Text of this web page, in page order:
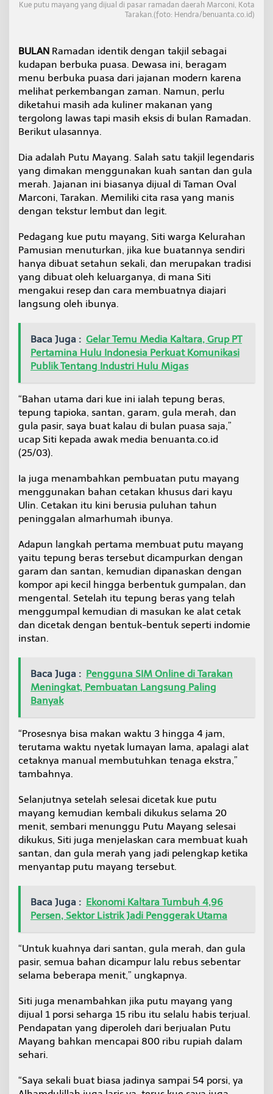
R
p
T
u
r
u
n
T
r
u
n
,
e
a
k
n
y
a
r
u
s
i
u
l
u
a
h
u
Kue putu mayang yang dijual di pasar ramadan daerah Marconi, Kota
Tarakan.(foto: Hendra/benuanta.co.id)
BULAN Ramadan identik dengan takjil sebagai
kudapan berbuka puasa. Dewasa ini, beragam
menu berbuka puasa dari jajanan modern karena
melihat perkembangan zaman. Namun, perlu
diketahui masih ada kuliner makanan yang
tergolong lawas tapi masih eksis di bulan Ramadan.
Berikut ulasannya.
Dia adalah Putu Mayang. Salah satu takjil legendaris
yang dimakan menggunakan kuah santan dan gula
merah. Jajanan ini biasanya dijual di Taman Oval
Marconi, Tarakan. Memiliki cita rasa yang manis
dengan tekstur lembut dan legit.
Pedagang kue putu mayang, Siti warga Kelurahan
Pamusian menuturkan, jika kue buatannya sendiri
hanya dibuat setahun sekali, dan merupakan tradisi
yang dibuat oleh keluarganya, di mana Siti
mengakui resep dan cara membuatnya diajari
langsung oleh ibunya.
Baca Juga : Gelar Temu Media Kaltara, Grup PT
Pertamina Hulu Indonesia Perkuat Komunikasi
Publik Tentang Industri Hulu Migas
“Bahan utama dari kue ini ialah tepung beras,
tepung tapioka, santan, garam, gula merah, dan
gula pasir, saya buat kalau di bulan puasa saja,”
ucap Siti kepada awak media benuanta.co.id
(25/03).
Ia juga menambahkan pembuatan putu mayang
menggunakan bahan cetakan khusus dari kayu
Ulin. Cetakan itu kini berusia puluhan tahun
peninggalan almarhumah ibunya.
Adapun langkah pertama membuat putu mayang
yaitu tepung beras tersebut dicampurkan dengan
garam dan santan, kemudian dipanaskan dengan
kompor api kecil hingga berbentuk gumpalan, dan
mengental. Setelah itu tepung beras yang telah
menggumpal kemudian di masukan ke alat cetak
dan dicetak dengan bentuk-bentuk seperti indomie
instan.
Baca Juga : Pengguna SIM Online di Tarakan
Meningkat, Pembuatan Langsung Paling
Banyak
“Prosesnya bisa makan waktu 3 hingga 4 jam,
terutama waktu nyetak lumayan lama, apalagi alat
cetaknya manual membutuhkan tenaga ekstra,”
tambahnya.
Selanjutnya setelah selesai dicetak kue putu
mayang kemudian kembali dikukus selama 20
menit, sembari menunggu Putu Mayang selesai
dikukus, Siti juga menjelaskan cara membuat kuah
santan, dan gula merah yang jadi pelengkap ketika
menyantap putu mayang tersebut.
Baca Juga : Ekonomi Kaltara Tumbuh 4,96
Persen, Sektor Listrik Jadi Penggerak Utama
“Untuk kuahnya dari santan, gula merah, dan gula
pasir, semua bahan dicampur lalu rebus sebentar
selama beberapa menit,” ungkapnya.
Siti juga menambahkan jika putu mayang yang
dijual 1 porsi seharga 15 ribu itu selalu habis terjual.
Pendapatan yang diperoleh dari berjualan Putu
Mayang bahkan mencapai 800 ribu rupiah dalam
sehari.
“Saya sekali buat biasa jadinya sampai 54 porsi, ya